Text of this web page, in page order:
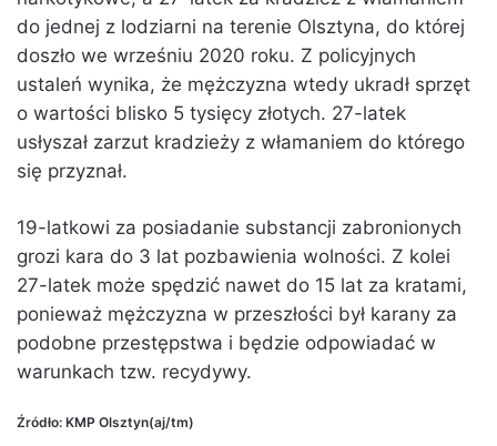
do jednej z lodziarni na terenie Olsztyna, do której
doszło we wrześniu 2020 roku. Z policyjnych
ustaleń wynika, że mężczyzna wtedy ukradł sprzęt
o wartości blisko 5 tysięcy złotych. 27-latek
usłyszał zarzut kradzieży z włamaniem do którego
się przyznał.
19-latkowi za posiadanie substancji zabronionych
grozi kara do 3 lat pozbawienia wolności. Z kolei
27-latek może spędzić nawet do 15 lat za kratami,
ponieważ mężczyzna w przeszłości był karany za
podobne przestępstwa i będzie odpowiadać w
warunkach tzw. recydywy.
Źródło: KMP Olsztyn(aj/tm)